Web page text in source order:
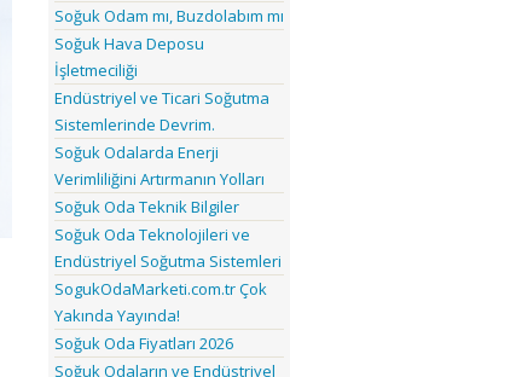
Soğuk Odam mı, Buzdolabım mı
Soğuk Hava Deposu
İşletmeciliği
Endüstriyel ve Ticari Soğutma
Sistemlerinde Devrim.
Soğuk Odalarda Enerji
Verimliliğini Artırmanın Yolları
Soğuk Oda Teknik Bilgiler
Soğuk Oda Teknolojileri ve
Endüstriyel Soğutma Sistemleri
SogukOdaMarketi.com.tr Çok
Yakında Yayında!
Soğuk Oda Fiyatları 2026
Soğuk Odaların ve Endüstriyel